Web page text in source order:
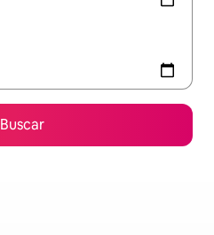
Buscar